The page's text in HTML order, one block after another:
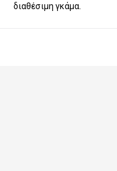
διαθέσιμη γκάμα.